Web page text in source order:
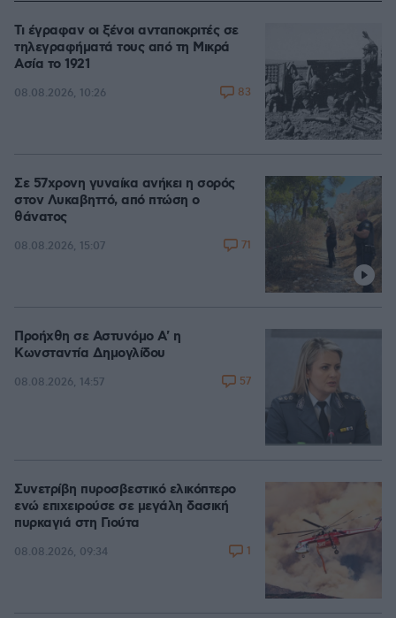
Τι έγραφαν οι ξένοι ανταποκριτές σε
τηλεγραφήματά τους από τη Μικρά
Ασία το 1921
08.08.2026, 10:26 83
Σε 57χρονη γυναίκα ανήκει η σορός
στον Λυκαβηττό, από πτώση ο
θάνατος
08.08.2026, 15:07 71
Προήχθη σε Αστυνόμο Α' η
Κωνσταντία Δημογλίδου
08.08.2026, 14:57 57
Συνετρίβη πυροσβεστικό ελικόπτερο
ενώ επιχειρούσε σε μεγάλη δασική
πυρκαγιά στη Γιούτα
08.08.2026, 09:34 1